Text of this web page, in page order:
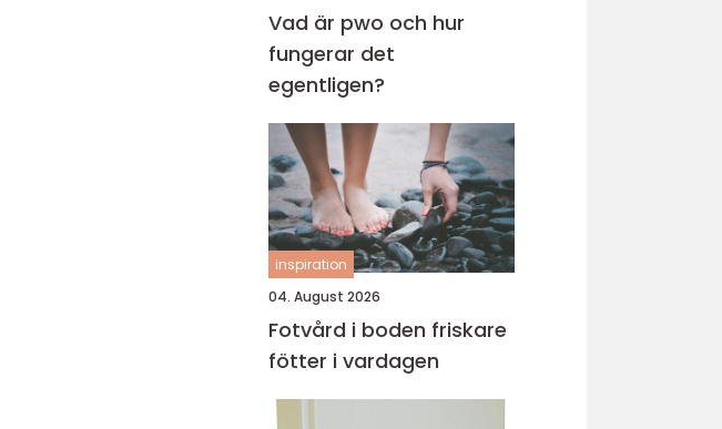
Vad är pwo och hur
fungerar det
egentligen?
inspiration
04. August 2026
Fotvård i boden friskare
fötter i vardagen